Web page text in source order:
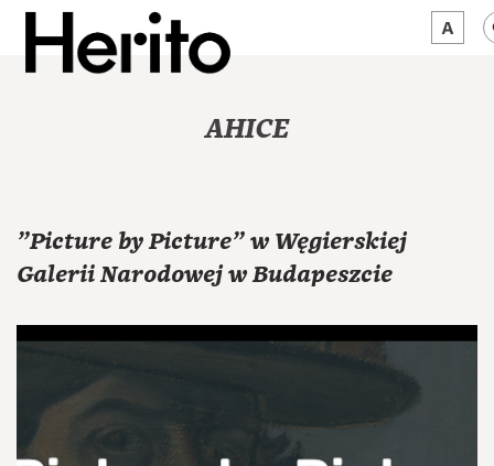
JĘZYK: PL
AHICE
"Picture by Picture" w Węgierskiej
Galerii Narodowej w Budapeszcie